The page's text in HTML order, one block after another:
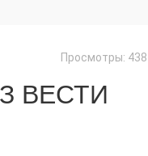
Просмотры: 438
ВЕСТИ